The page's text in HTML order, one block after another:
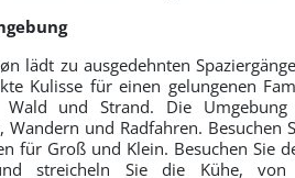
lädt zu ausgedehnten
Kulisse für einen gelungenen
und Strand. Die
Wandern und Radfahren.
für Groß und Klein. Besuchen Sie
streicheln Sie die Kühe,